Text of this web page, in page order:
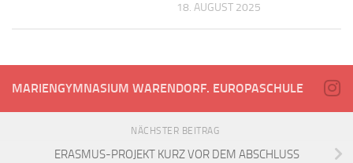
18. AUGUST 2025
MARIENGYMNASIUM WARENDORF. EUROPASCHULE
NÄCHSTER BEITRAG
ERASMUS-PROJEKT KURZ VOR DEM ABSCHLUSS